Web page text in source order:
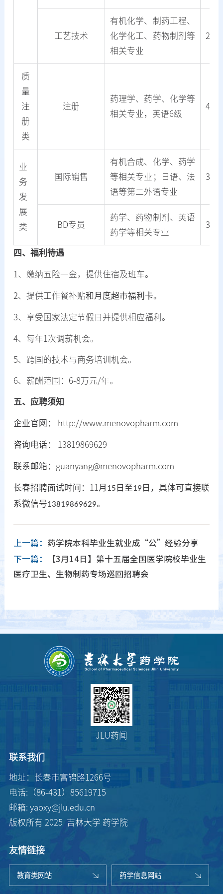
工艺技术
有机化学、制药工程、
化学化工、药物制剂等
相关专业
26
质
量
注
册
类
注册
药理学、药学、化学等
相关专业，英语6级
4
业
务
发
展
类
国际销售
有机合成、化学、药学
等相关专业；日语、法
语等第二外语专业
3
BD专员
药学、药物制剂、英语
药学等相关专业
3
四、福利待遇
1、缴纳五险一金，提供住宿及班车。
2、提供工作餐补贴和月度超市福利卡。
3、享受国家法定节假日并提供相应福利 。
4、每年1次调薪机会。
5、跨国的技术与商务培训机会。
6、薪酬范围：6-8万元/年。
五、应聘须知
企业官网： http://www.menovopharm.com
咨询电话： 13819869629
联系邮箱： guanyang@menovopharm.com
长春招聘面试时间： 11 月 15 日至19 日，具体可直接联
系微信号13819869629。
上一篇： 药学院本科毕业生就业成“公”经验分享
下一篇：
【3月14日】第十五届全国医学院校毕业生
医疗卫生、生物制药专场巡回招聘会
JLU药闻
联系我们
地址：长春市富锦路1266号
电话:（86-431）85619715
邮箱: yaoxy@jlu.edu.cn
版权所有 2025 吉林大学 药学院
友情链接
教育类网站 药学信息网站